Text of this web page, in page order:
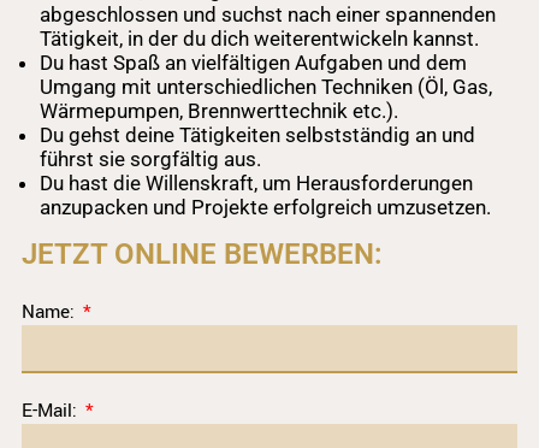
abgeschlossen und suchst nach einer spannenden
Tätigkeit, in der du dich weiterentwickeln kannst.
Du hast Spaß an vielfältigen Aufgaben und dem
Umgang mit unterschiedlichen Techniken (Öl, Gas,
Wärmepumpen, Brennwerttechnik etc.).
Du gehst deine Tätigkeiten selbstständig an und
führst sie sorgfältig aus.
Du hast die Willenskraft, um Herausforderungen
anzupacken und Projekte erfolgreich umzusetzen.
JETZT ONLINE BEWERBEN:
Name:
E-Mail: